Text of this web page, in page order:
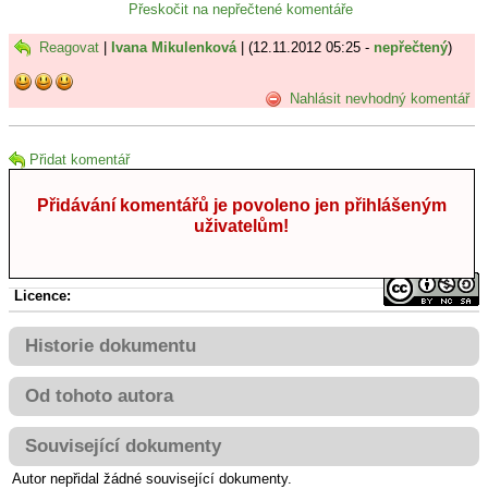
Přeskočit na nepřečtené komentáře
Reagovat Ivana Mikulenková| (12.11.2012 05:25 - nepřečtený)
Nahlásit nevhodný komentář
Přidat komentář
Přidávání komentářů je povoleno jen přihlášeným
uživatelům!
Licence:
Historie dokumentu
Od tohoto autora
Související dokumenty
Autor nepřidal žádné související dokumenty.